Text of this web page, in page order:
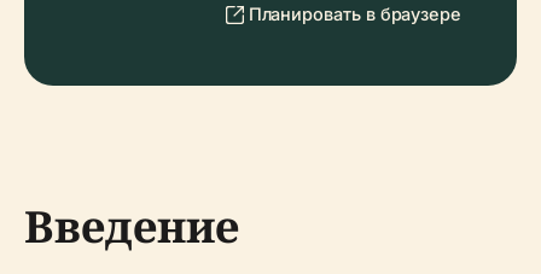
Планировать в браузере
Введение